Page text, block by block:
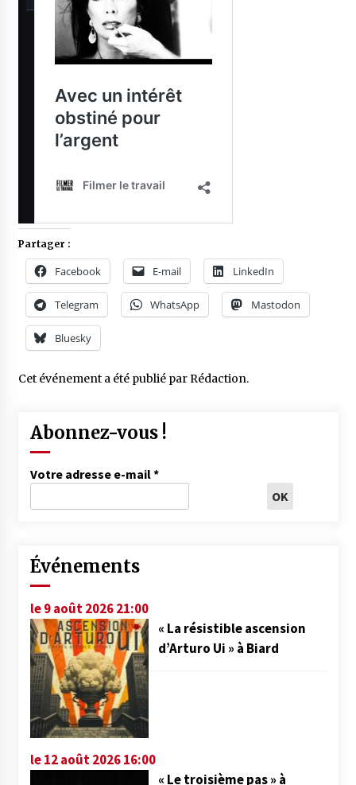
Partager :
Facebook E-mail LinkedIn
Telegram WhatsApp Mastodon
Bluesky
Cet événement a été publié parRédaction.
Abonnez-vous !
Votre adresse e-mail*
Événements
le 9 août 2026 21:00
« La résistible ascension
d’Arturo Ui » à Biard
le 12 août 2026 16:00
« Le troisième pas » à